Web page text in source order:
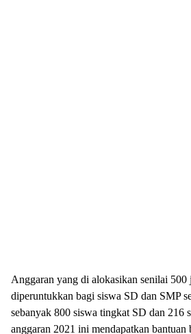
Anggaran yang di alokasikan senilai 500
diperuntukkan bagi siswa SD dan SMP
sebanyak 800 siswa tingkat SD dan 216
anggaran 2021 ini mendapatkan bantuan